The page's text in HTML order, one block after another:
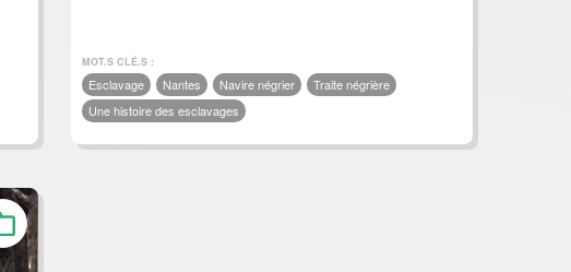
MOT.S CLÉ.S :
Esclavage Nantes Navire négrier
Traite négrière
Une histoire des esclavages